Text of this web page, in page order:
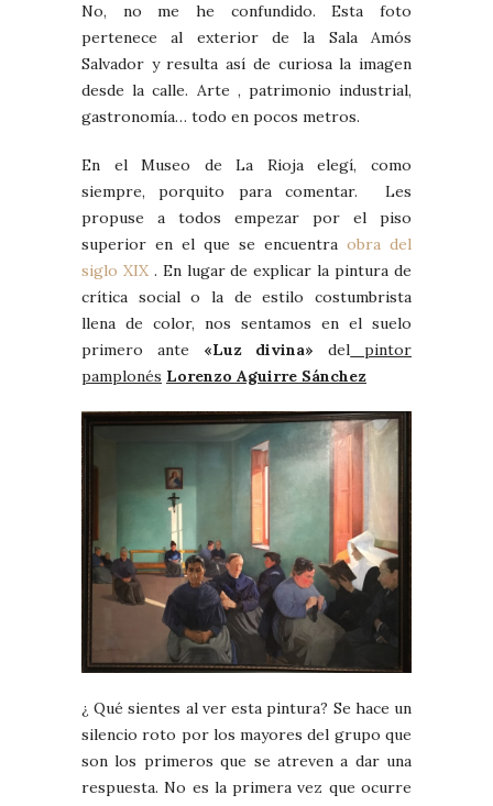
No, no me he confundido. Esta foto
pertenece al exterior de la Sala Amós
Salvador y resulta así de curiosa la imagen
desde la calle. Arte , patrimonio industrial,
gastronomía… todo en pocos metros.
En el Museo de La Rioja elegí, como
siempre, porquito para comentar. Les
propuse a todos empezar por el piso
superior en el que se encuentra obra del
siglo XIX . En lugar de explicar la pintura de
crítica social o la de estilo costumbrista
llena de color, nos sentamos en el suelo
primero ante «Luz divina» del pintor
pamplonés Lorenzo Aguirre Sánchez
¿ Qué sientes al ver esta pintura? Se hace un
silencio roto por los mayores del grupo que
son los primeros que se atreven a dar una
respuesta. No es la primera vez que ocurre